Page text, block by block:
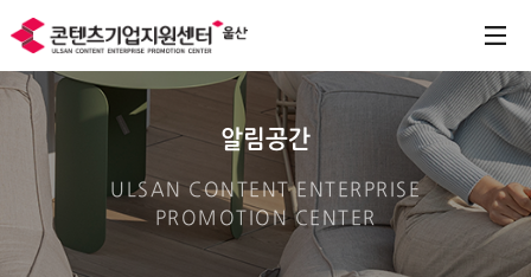
알림공간
ULSAN CONTENT ENTERPRISE
PROMOTION CENTER